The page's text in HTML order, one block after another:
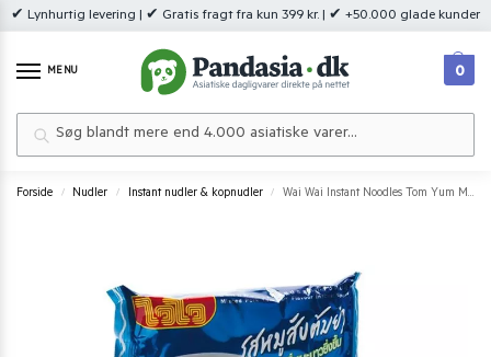
✔ Lynhurtig levering | ✔ Gratis fragt fra kun 399 kr. | ✔ +50.000 glade kunder
MENU 0
Forside / Nudler / Instant nudler & kopnudler / Wai Wai Instant Noodles Tom Yum Minced Pork 60 g.